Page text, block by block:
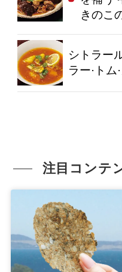
きのこ
シトラー
ラー·トム
注目コンテ